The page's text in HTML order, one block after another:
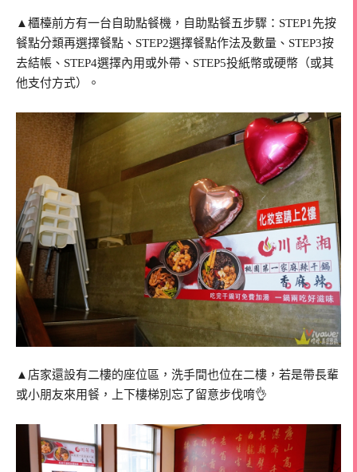
▲櫃檯前方有一台自助點餐機，自助點餐五步驟：STEP1先按
餐點分類再選擇餐點、STEP2選擇餐點作法及數量、STEP3按
去結帳、STEP4選擇內用或外帶、STEP5投紙幣或硬幣（或其
他支付方式）。
▲店家還設有二樓的座位區，洗手間也位在二樓，若是帶長輩
或小朋友來用餐，上下樓梯別忘了留意步伐唷👌